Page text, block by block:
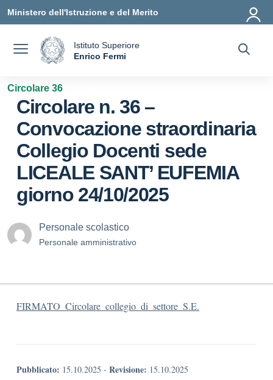
Ministero dell'Istruzione e del Merito
Istituto Superiore
Enrico Fermi
Circolare 36
Circolare n. 36 –
Convocazione straordinaria
Collegio Docenti sede
LICEALE SANT’ EUFEMIA
giorno 24/10/2025
Personale scolastico
Personale amministrativo
FIRMATO_Circolare_collegio_di_settore_S.E.
Pubblicato: 15.10.2025 - Revisione: 15.10.2025